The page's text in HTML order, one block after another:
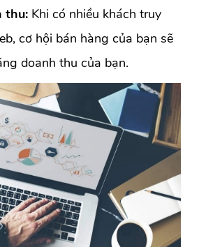
thu: Khi có nhiều khách truy
cơ hội bán hàng của bạn sẽ
doanh thu của bạn.